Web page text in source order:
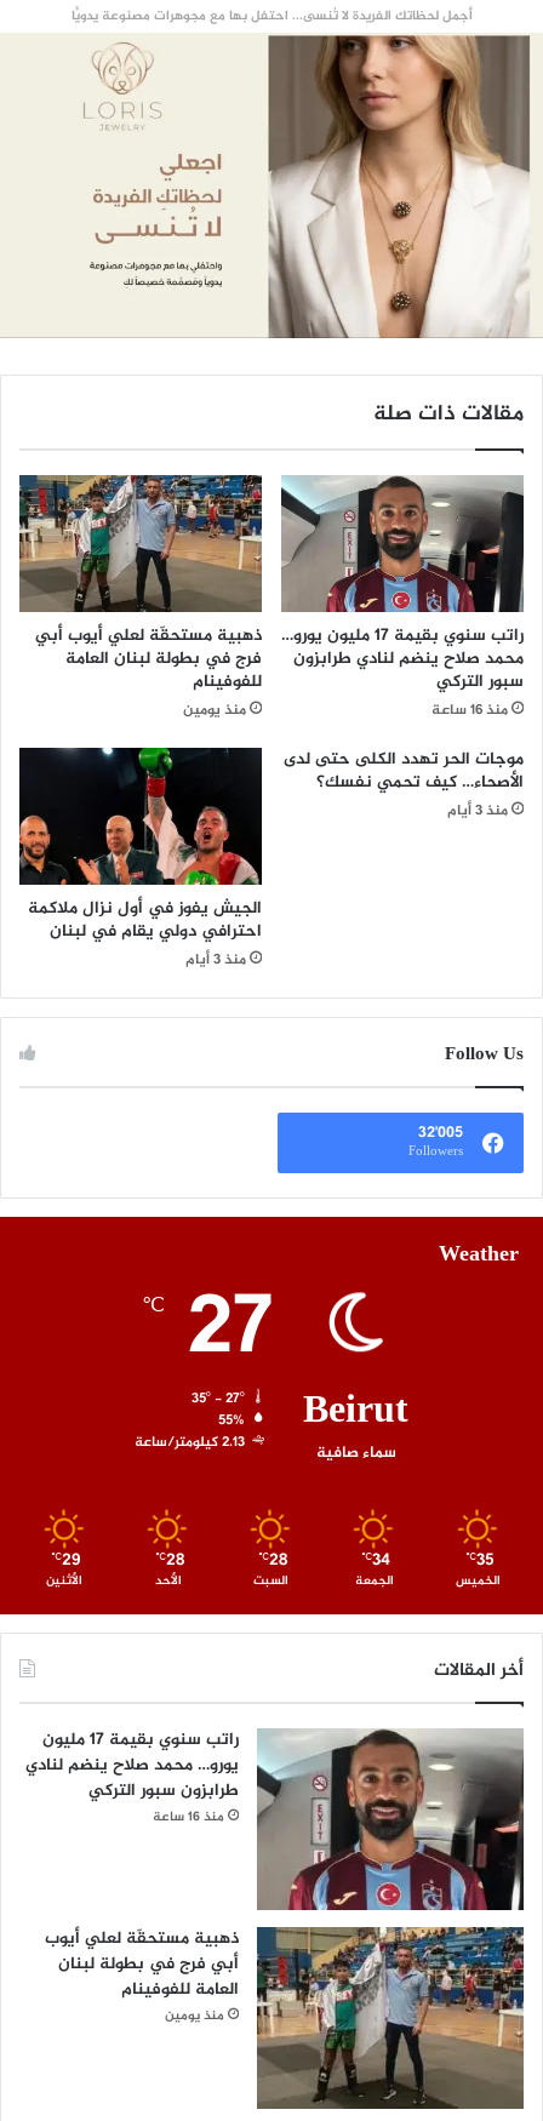
أجمل لحظاتك الفريدة لا تُنسى... احتفل بها مع مجوهرات مصنوعة يدويًّا
مقالات ذات صلة
راتب سنوي بقيمة 17 مليون يورو…
محمد صلاح ينضم لنادي طرابزون
سبور التركي
منذ 16 ساعة
ذهبية مستحقّة لعلي أيوب أبي
فرج في بطولة لبنان العامة
للفوفينام
منذ يومين
موجات الحر تهدد الكلى حتى لدى
الأصحاء… كيف تحمي نفسك؟
منذ 3 أيام
الجيش يفوز في أول نزال ملاكمة
احترافي دولي يقام في لبنان
منذ 3 أيام
Follow Us
32٬005
Followers
Weather
Beirut
سماء صافية
27
℃
55%
2.13 كيلومتر/ساعة
35
℃
الخميس
34
℃
الجمعة
28
℃
السبت
28
℃
الأحد
29
℃
الأثنين
أخر المقالات
راتب سنوي بقيمة 17 مليون
يورو… محمد صلاح ينضم لنادي
طرابزون سبور التركي
منذ 16 ساعة
ذهبية مستحقّة لعلي أيوب
أبي فرج في بطولة لبنان
العامة للفوفينام
منذ يومين